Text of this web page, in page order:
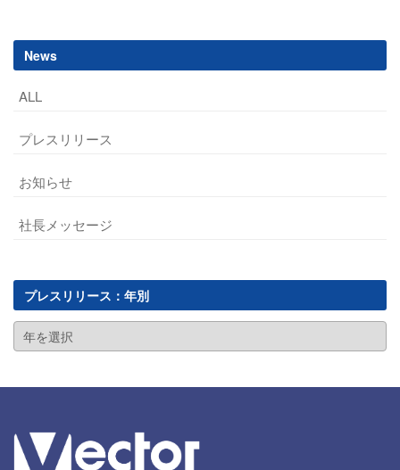
News
ALL
プレスリリース
お知らせ
社長メッセージ
プレスリリース：年別